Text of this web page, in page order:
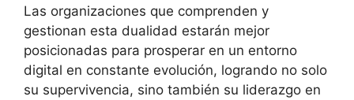
Las organizaciones que comprenden y
gestionan esta dualidad estarán mejor
posicionadas para prosperar en un entorno
digital en constante evolución, logrando no solo
su supervivencia, sino también su liderazgo en